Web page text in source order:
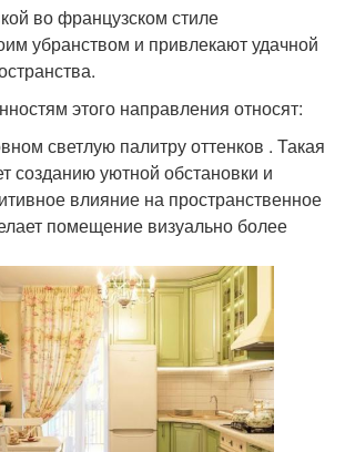
во французском стиле
убранством и привлекают удачной
этого направления относят:
светлую палитру оттенков . Такая
созданию уютной обстановки и
влияние на пространственное
помещение визуально более